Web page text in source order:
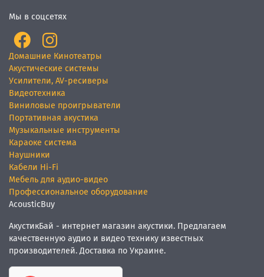
Мы в соцсетях
Домашние Кинотеатры
Акустические системы
Усилители, AV-ресиверы
Видеотехника
Виниловые проигрыватели
Портативная акустика
Музыкальные инструменты
Караоке система
Наушники
Кабели Hi-Fi
Мебель для аудио-видео
Профессиональное оборудование
AcousticBuy
АкустикБай - интернет магазин акустики. Предлагаем
качественную аудио и видео технику известных
производителей. Доставка по Украине.